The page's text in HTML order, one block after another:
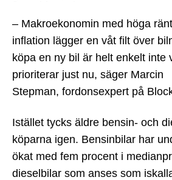
– Makroekonomin med höga
inflation lägger en våt filt över
köpa en ny bil är helt enkelt inte
prioriterar just nu, säger Marcin
Stepman, fordonsexpert på
Istället tycks äldre bensin- och
köparna igen. Bensinbilar har
ökat med fem procent i
dieselbilar som anses som